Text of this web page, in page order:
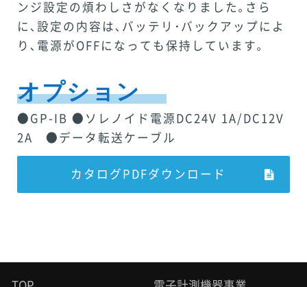
ンジ設定の煩わしさがなくなりました｡さら
に､設定の内容は､バッテリ･バックアップによ
り､電源がOFFになっても保持しています｡
オプション
●GP-IB ●ソレノイド電源DC24V 1A/DC12V
2A ●データ転送ケーブル
カタログPDFダウンロード